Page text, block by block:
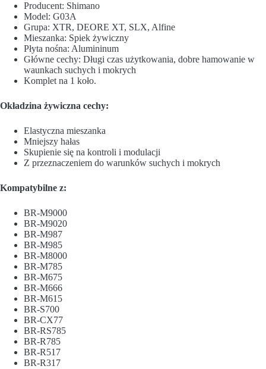
Producent: Shimano
Model: G03A
Grupa: XTR, DEORE XT, SLX, Alfine
Mieszanka: Spiek żywiczny
Płyta nośna: Alumininum
Główne cechy: Długi czas użytkowania, dobre hamowanie w
waunkach suchych i mokrych
Komplet na 1 koło.
Okładzina żywiczna cechy:
Elastyczna mieszanka
Mniejszy hałas
Skupienie się na kontroli i modulacji
Z przeznaczeniem do warunków suchych i mokrych
Kompatybilne z:
BR-M9000
BR-M9020
BR-M987
BR-M985
BR-M8000
BR-M785
BR-M675
BR-M666
BR-M615
BR-S700
BR-CX77
BR-RS785
BR-R785
BR-R517
BR-R317